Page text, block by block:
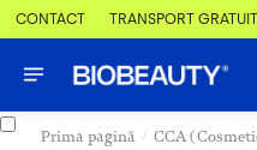
CONTACT TRANSPORT
Prima pagină / CCA